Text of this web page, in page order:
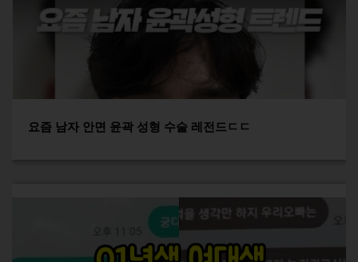
요즘 남자 안면 윤곽 성형 수술 레전드ㄷㄷ